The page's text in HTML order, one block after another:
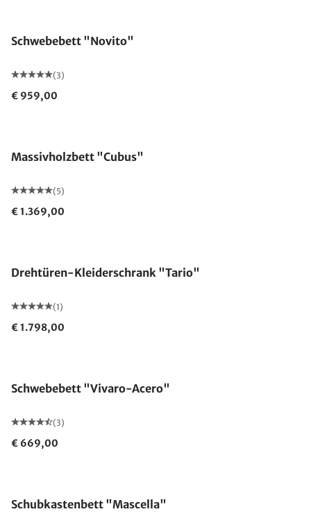
Schwebebett "Novito"
(3)
€ 959,00
Massivholzbett "Cubus"
(5)
€ 1.369,00
Drehtüren-Kleiderschrank "Tario"
(1)
€ 1.798,00
Schwebebett "Vivaro-Acero"
(3)
€ 669,00
Schubkastenbett "Mascella"